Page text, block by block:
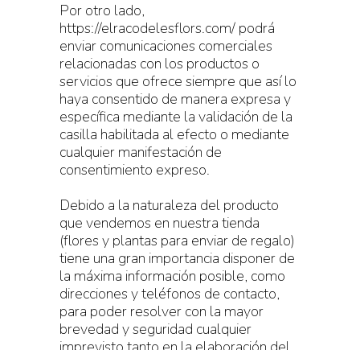
Por otro lado,
https://elracodelesflors.com/ podrá
enviar comunicaciones comerciales
relacionadas con los productos o
servicios que ofrece siempre que así lo
haya consentido de manera expresa y
específica mediante la validación de la
casilla habilitada al efecto o mediante
cualquier manifestación de
consentimiento expreso.
Debido a la naturaleza del producto
que vendemos en nuestra tienda
(flores y plantas para enviar de regalo)
tiene una gran importancia disponer de
la máxima información posible, como
direcciones y teléfonos de contacto,
para poder resolver con la mayor
brevedad y seguridad cualquier